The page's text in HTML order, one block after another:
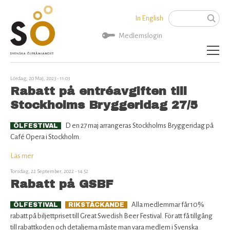
Sök
In English
Medlemslogin
Aktuellt
Artiklar
SÖ Rekommenderar
Kalender
Bryggerier
Politik
Lördag, 20 Maj, 2023 - 11:03
Rabatt på entréavgiften till
Stockholms Bryggeridag 27/5
ÖLFESTIVAL
D en 27 maj arrangeras Stockholms Bryggeridag på
Café Opera i Stockholm.
Läs merom
entréavgiften
till
Stockholms
Bryggeridag
Torsdag, 22 September, 2022 - 14:52
Rabatt på GSBF
ÖLFESTIVAL RIKSTÄCKANDE
Alla medlemmar får 10%
rabatt på biljettpriset till Great Swedish Beer Festival. För att få tillgång
till rabattkoden och detaljerna måste man vara medlem i Svenska